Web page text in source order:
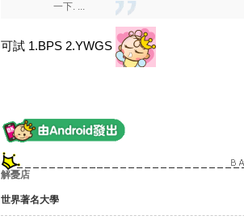
一下. ...
可試 1.BPS 2.YWGS
解憂店
世界著名大學